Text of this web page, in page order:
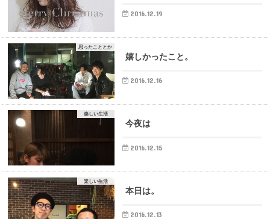
2016.12.19
思ったこととか
嬉しかったこと。
2016.12.16
楽しい生活
今夜は
2016.12.15
楽しい生活
本日は。
2016.12.13